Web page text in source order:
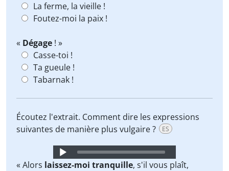
La ferme, la vieille !
Foutez-moi la paix !
« Dégage ! »
Casse-toi !
Ta gueule !
Tabarnak !
Écoutez l'extrait. Comment dire les expressions
suivantes de manière plus vulgaire ?
ES
Audio
Player
« Alors laissez-moi tranquille, s'il vous plaît,